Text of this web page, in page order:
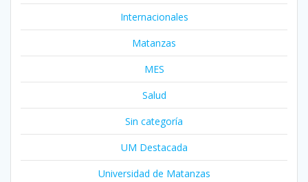
Internacionales
Matanzas
MES
Salud
Sin categoría
UM Destacada
Universidad de Matanzas